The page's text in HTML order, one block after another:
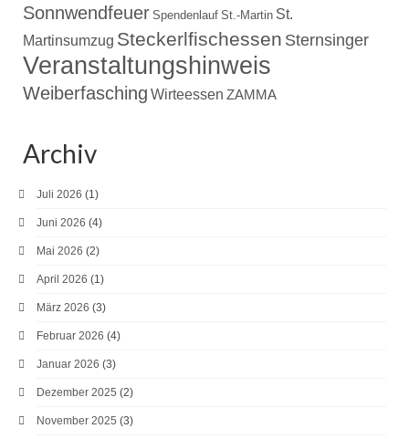
Sonnwendfeuer Spendenlauf St.-Martin St.
Martinsumzug Steckerlfischessen Sternsinger
Veranstaltungshinweis
Weiberfasching Wirteessen ZAMMA
Archiv
Juli 2026 (1)
Juni 2026 (4)
Mai 2026 (2)
April 2026 (1)
März 2026 (3)
Februar 2026 (4)
Januar 2026 (3)
Dezember 2025 (2)
November 2025 (3)